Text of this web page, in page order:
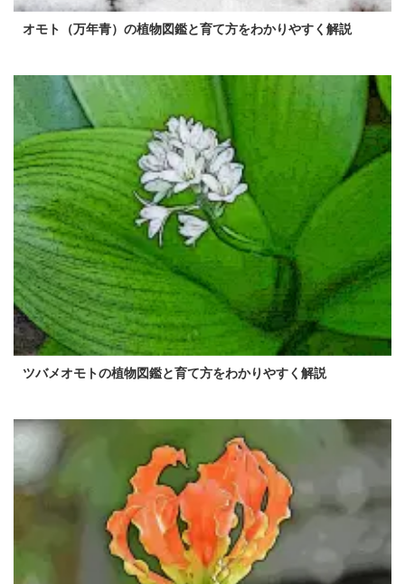
オモト（万年青）の植物図鑑と育て方をわかりやすく解説
ツバメオモトの植物図鑑と育て方をわかりやすく解説